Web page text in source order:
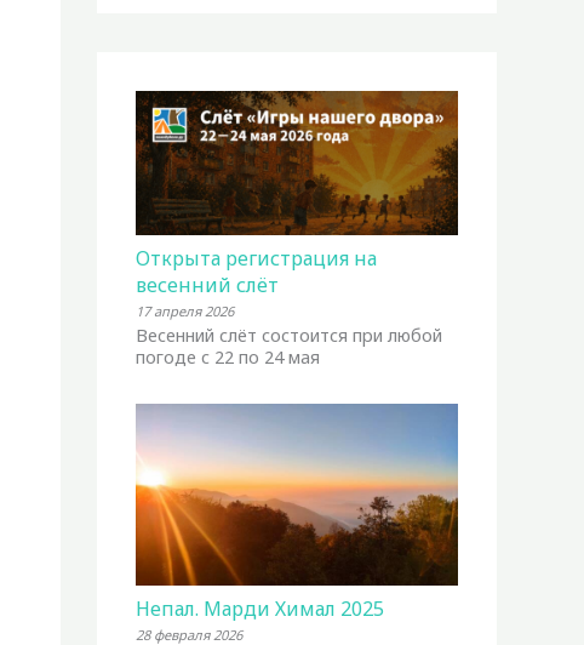
Открыта регистрация на
весенний слёт
17 апреля 2026
Весенний слёт состоится при любой
погоде с 22 по 24 мая
Непал. Марди Химал 2025
28 февраля 2026